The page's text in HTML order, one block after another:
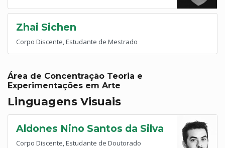
Zhai Sichen
Corpo Discente, Estudante de Mestrado
Área de Concentração Teoria e
Experimentações em Arte
Linguagens Visuais
Aldones Nino Santos da Silva
Corpo Discente, Estudante de Doutorado